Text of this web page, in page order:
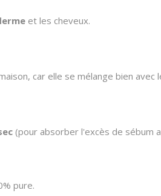
et les cheveux.
car elle se mélange bien
(pour absorber l'excès de sébum
pure.